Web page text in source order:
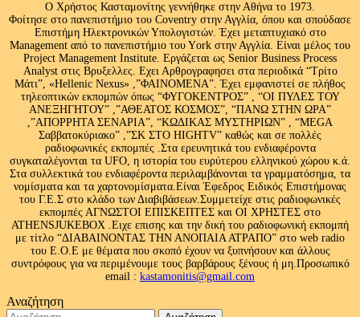
Ο Χρήστος Κασταμονίτης γεννήθηκε στην Αθήνα το 1973.
Φοίτησε στο πανεπιστήμιο του Coventry στην Αγγλία, όπου και σπούδασε
Επιστήμη Ηλεκτρονικών Υπολογιστών. Έχει μεταπτυχιακό στο
Management από το πανεπιστήμιο του Υork στην Αγγλία. Είναι μέλος του
Project Management Institute. Εργάζεται ως Senior Business Process
Analyst στις Βρυξελλες. Εχει Αρθρογραφησει στα περιοδικά “Τρίτο
Μάτι”, «Hellenic Nexus» ,”ΦΑΙΝΟΜΕΝΑ”. Έχει εμφανιστεί σε πλήθος
τηλεοπτικών εκπομπών όπως “ΦΥΓΟΚΕΝΤΡΟΣ” , “ΟΙ ΠΥΛΕΣ ΤΟΥ
ΑΝΕΞΗΓΗΤΟΥ” ,”ΑΘΕΑΤΟΣ ΚΟΣΜΟΣ”, “ΠΑΝΩ ΣΤΗΝ ΩΡΑ”
,”ΑΠΟΡΡΗΤΑ ΣΕΝΑΡΙΑ”, “ΚΩΔΙΚΑΣ ΜΥΣΤΗΡΙΩΝ” , “MEGA
Σαββατοκύριακο” ,”ΣΚ ΣΤΟ HIGHTV” καθώς και σε πολλές
ραδιοφωνικές εκπομπές .Στα ερευνητικά του ενδιαφέροντα
συγκαταλέγονται τα UFO, η ιστορία του ευρύτερου ελληνικού χώρου κ.ά.
Στα συλλεκτικά του ενδιαφέροντα περιλαμβάνονται τα γραμματόσημα, τα
νομίσματα και τα χαρτονομίσματα.Είναι Έφεδρος Ειδικός Επιστήμονας
του Γ.Ε.Σ στο κλάδο των Διαβιβάσεων.Συμμετείχε στις ραδιοφωνικές
εκπομπές ΑΓΝΩΣΤΟΙ ΕΠΙΣΚΕΠΤΕΣ και ΟΙ ΧΡΗΣΤΕΣ στο
ATHENSJUKEBOX .Ειχε επισης και την δική του ραδιοφωνική εκπομπή
με τίτλο “ΔΙΑΒΑΙΝΟΝΤΑΣ ΤΗΝ ΑΝΟΠΑΙΑ ΑΤΡΑΠΟ” στο web radio
του Ε.Ο.Ε με θέματα που σκοπό έχουν να ξυπνήσουν και άλλους
συντρόφους για να περιμένουμε τους βαρβάρους ξένους ή μη.Προσωπικό
email : kastamonitis@gmail.com
Αναζήτηση